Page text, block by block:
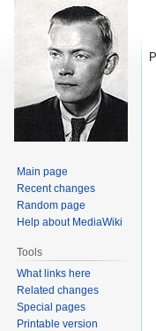
Main page
Recent changes
Random page
Help about MediaWiki
Tools
What links here
Related changes
Special pages
Printable version